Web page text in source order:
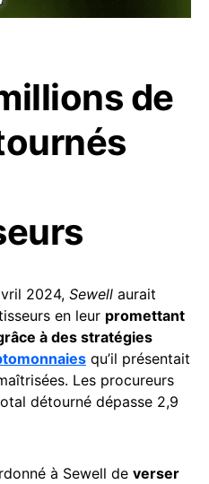
de
2024, Sewell aurait
en leur promettant
à des stratégies
qu’il présentait
Les procureurs
détourné dépasse 2,9
à Sewell de verser